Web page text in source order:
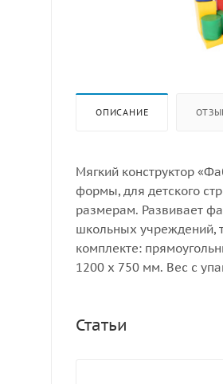
ОПИСАНИЕ
Мягкий конструктор
формы, для детского
размерам. Развивает
школьных учреждений,
комплекте:
1200 х 750 мм. Вес с
Статьи